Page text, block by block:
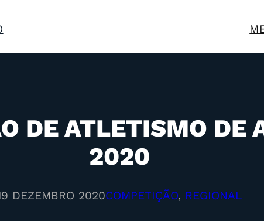
DE ATLETISMO DE
2020
DEZEMBRO 2020COMPETIÇÃO, REGIONAL